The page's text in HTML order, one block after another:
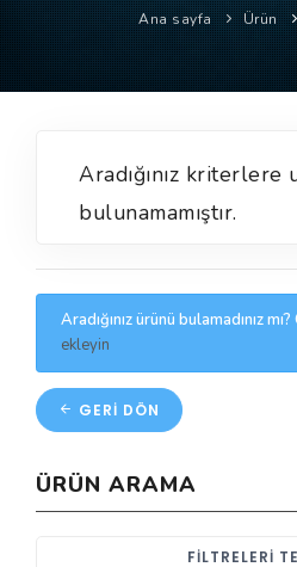
YARDIMAna sayfa Ürün
Aradığınız kriterlere
bulunamamıştır.
Aradığınız ürünü bulamadınız
ekleyin
GERI DÖN
ÜRÜN ARAMA
FILTRELERI